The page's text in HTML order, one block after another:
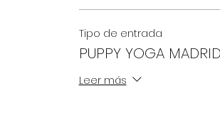
Tipo de entrada
PUPPY YOGA MADRID
Leer más